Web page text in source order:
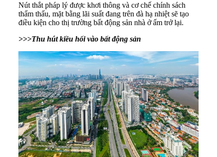
Nút thắt pháp lý được khơi thông và cơ chế chính sách
thẩm thấu, mặt bằng lãi suất đang trên đà hạ nhiệt sẽ tạo
điều kiện cho thị trường bất động sản nhà ở ấm trở lại.
>>>Thu hút kiều hối vào bất động sản